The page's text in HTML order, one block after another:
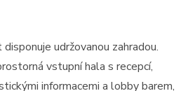
udržovanou zahradou.
vstupní hala s recepcí,
informacemi a lobby barem,